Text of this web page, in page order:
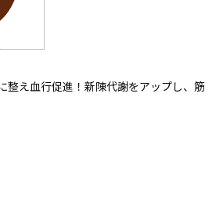
整え血行促進！新陳代謝をアップし、筋